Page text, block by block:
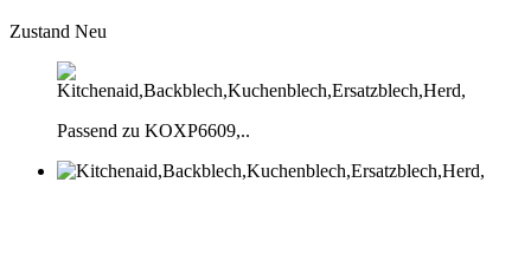
Zustand Neu
Passend zu KOXP6609,..